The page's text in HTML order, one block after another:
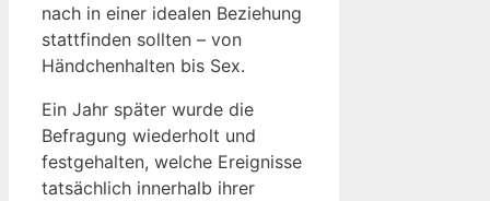
nach in einer idealen Beziehung
stattfinden sollten – von
Händchenhalten bis Sex.
Ein Jahr später wurde die
Befragung wiederholt und
festgehalten, welche Ereignisse
tatsächlich innerhalb ihrer